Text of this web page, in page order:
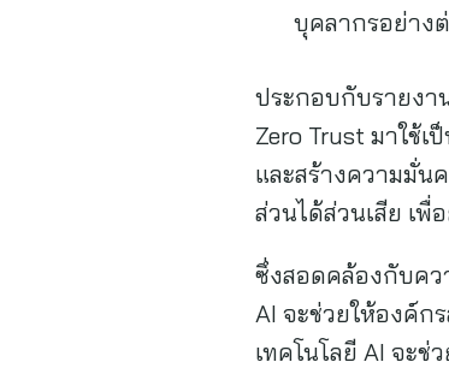
บุคลากรอย่าง
ประกอบกับรายงา
Zero Trust มาใช้
และสร้างความมั่น
ส่วนได้ส่วนเสีย เ
ซึ่งสอดคล้องกับคว
AI จะช่วยให้องค์ก
เทคโนโลยี AI จะ